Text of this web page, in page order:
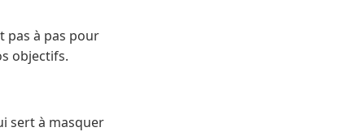
pas à pas pour
objectifs.
sert à masquer